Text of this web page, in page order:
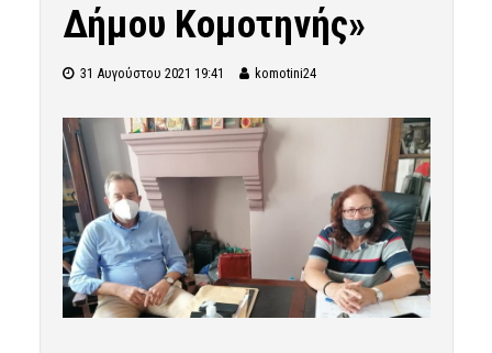
Δήμου Κομοτηνής»
31 Αυγούστου 2021 19:41 komotini24